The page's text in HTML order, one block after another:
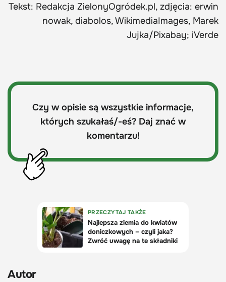
Tekst: Redakcja ZielonyOgródek.pl, zdjęcia: erwin
nowak, diabolos, WikimediaImages, Marek
Jujka/Pixabay; iVerde
Czy w opisie są wszystkie informacje,
których szukałaś/-eś? Daj znać w
komentarzu!
Autor